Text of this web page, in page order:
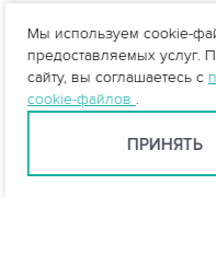
Мы используем cookie-
предоставляемых услуг.
сайту, вы соглашаетесь с
cookie-файлов .
ПРИНЯТЬ